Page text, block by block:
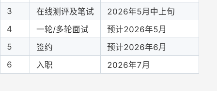
3
在线测评及笔试
2026年5月中上旬
4
一轮/多轮面试 预计2026年5月
5
签约 预计2026年6月
6
入职 2026年7月